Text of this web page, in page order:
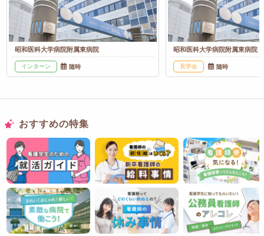
昭和医科大学病院附属東病院
インターン 随時
昭和医科大学病院附属東病院
見学会 随時
おすすめの特集